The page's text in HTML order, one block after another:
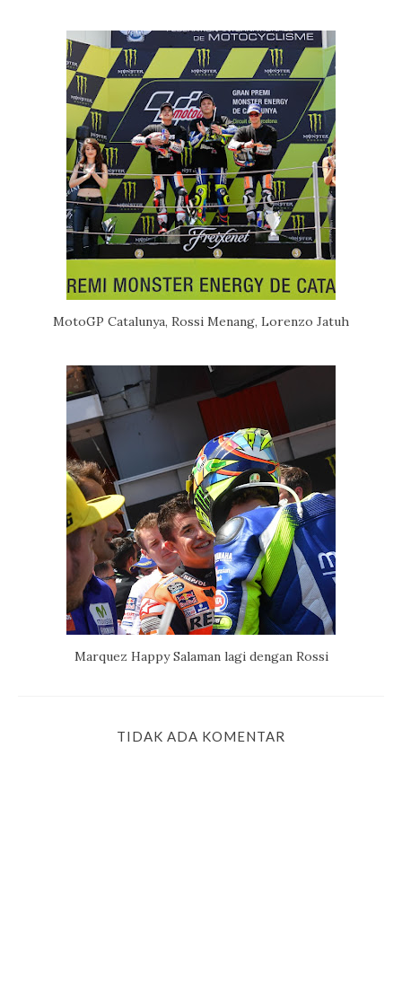
MotoGP Catalunya, Rossi Menang, Lorenzo Jatuh
Marquez Happy Salaman lagi dengan Rossi
TIDAK ADA KOMENTAR